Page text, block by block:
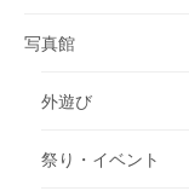
写真館
外遊び
祭り・イベント